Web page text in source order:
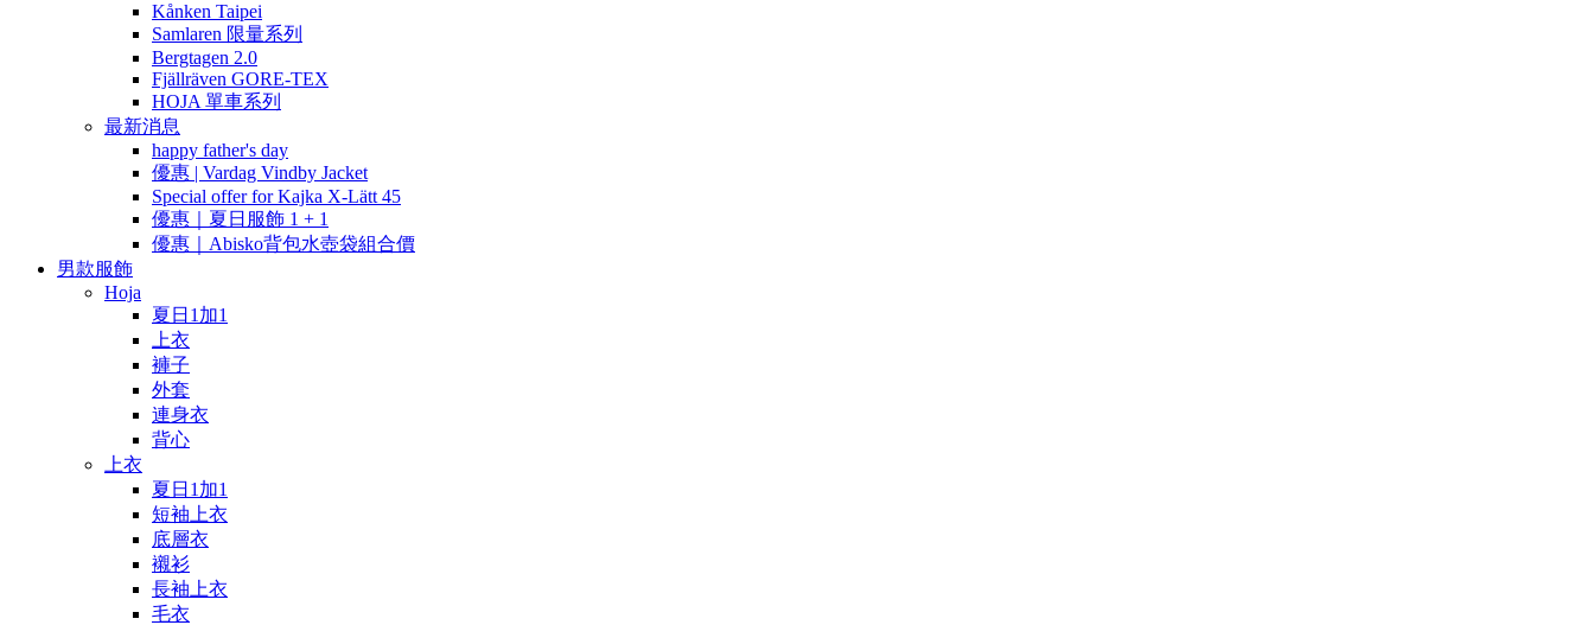
Kånken Taipei
Samlaren 限量系列
Bergtagen 2.0
Fjällräven GORE-TEX
HOJA 單車系列
最新消息
happy father's day
優惠 | Vardag Vindby Jacket
Special offer for Kajka X-Lätt 45
優惠｜夏日服飾 1 + 1
優惠｜Abisko背包水壺袋組合價
男款服飾
Hoja
夏日1加1
上衣
褲子
外套
連身衣
背心
上衣
夏日1加1
短袖上衣
底層衣
襯衫
長袖上衣
毛衣